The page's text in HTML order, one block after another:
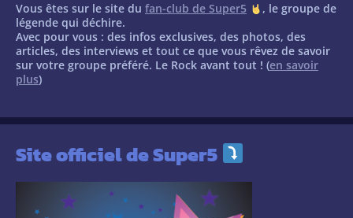
Vous êtes sur le site du fan-club de Super5
, le groupe de
légende qui déchire.
Avec pour vous : des infos exclusives, des photos, des
articles, des interviews et tout ce que vous rêvez de savoir
sur votre groupe préféré. Le Rock avant tout ! (en savoir
plus)
Site officiel de Super5